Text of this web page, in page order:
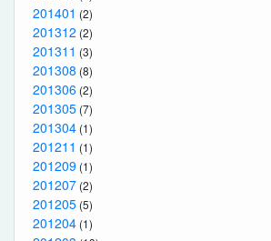
201401 (2)
201312 (2)
201311 (3)
201308 (8)
201306 (2)
201305 (7)
201304 (1)
201211 (1)
201209 (1)
201207 (2)
201205 (5)
201204 (1)